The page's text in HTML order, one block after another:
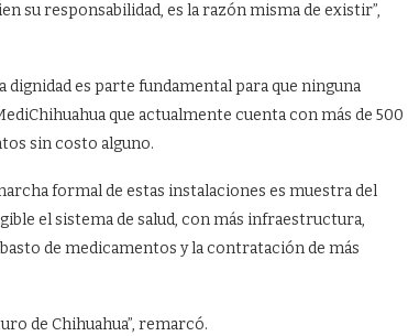
su responsabilidad, es la razón misma de existir”,
dignidad es parte fundamental para que ninguna
que actualmente cuenta con más de 500
sin costo alguno.
formal de estas instalaciones es muestra del
el sistema de salud, con más infraestructura,
de medicamentos y la contratación de más
de Chihuahua”, remarcó.